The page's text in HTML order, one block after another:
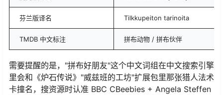
芬兰版译名 Tilkkupeiton tarinoita
TMDB 中文标注 拼布动物 / 拼布伙伴
需要提醒的是，"拼布好朋友"这个中文词组在中文搜索引擎
里会和《炉石传说》"威兹班的工坊"扩展包里那张猎人法术
卡撞名，搜资源时认准 BBC CBeebies + Angela Steffen